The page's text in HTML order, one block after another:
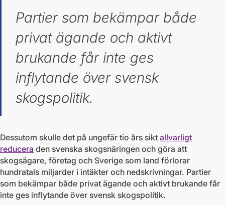
Partier som bekämpar både
privat ägande och aktivt
brukande får inte ges
inflytande över svensk
skogspolitik.
Dessutom skulle det på ungefär tio års sikt allvarligt
reducera den svenska skogsnäringen och göra att
skogsägare, företag och Sverige som land förlorar
hundratals miljarder i intäkter och nedskrivningar. Partier
som bekämpar både privat ägande och aktivt brukande får
inte ges inflytande över svensk skogspolitik.